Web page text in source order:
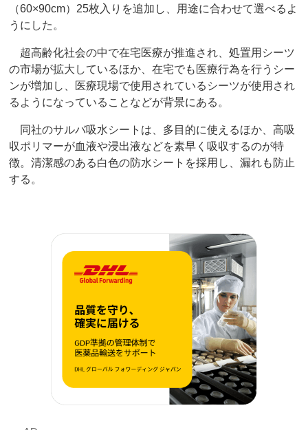
（60×90cm）25枚入りを追加し、用途に合わせて選べるよ
うにした。
超高齢化社会の中で在宅医療が推進され、処置用シーツ
の市場が拡大しているほか、在宅でも医療行為を行うシー
ンが増加し、医療現場で使用されているシーツが使用され
るようになっていることなどが背景にある。
同社のサルバ吸水シートは、多目的に使えるほか、高吸
収ポリマーが血液や浸出液などを素早く吸収するのが特
徴。清潔感のある白色の防水シートを採用し、漏れも防止
する。